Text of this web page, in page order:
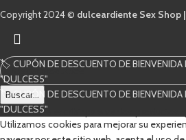
Copyright 2024 © dulceardiente Sex Shop |
Buscar...
Comienza a escribir para ver los productos
🏷️ CUPÓN DE DESCUENTO DE
"DULCES5"
🏷️ CUPÓN DE DESCUENTO DE
"DULCES5"
Utilizamos cookies para mejorar su